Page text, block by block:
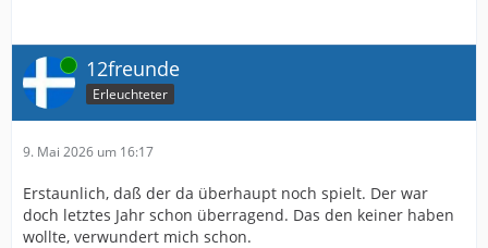
Online 12freunde
Erleuchteter
9. Mai 2026 um 16:17
Erstaunlich, daß der da überhaupt noch spielt. Der war
doch letztes Jahr schon überragend. Das den keiner haben
wollte, verwundert mich schon.